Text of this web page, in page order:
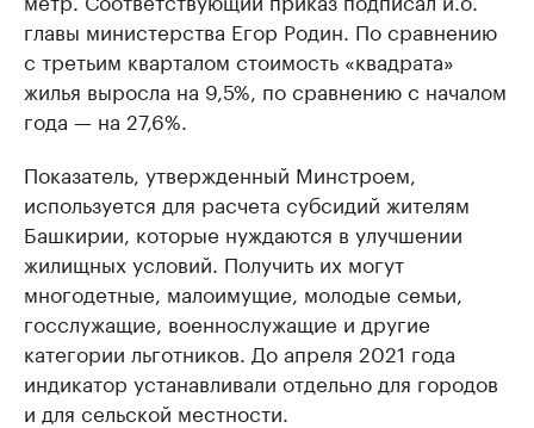
главы министерства Егор Родин. По сравнению
с третьим кварталом стоимость «квадрата»
жилья выросла на 9,5%, по сравнению с началом
года — на 27,6%.
Показатель, утвержденный Минстроем,
используется для расчета субсидий жителям
Башкирии, которые нуждаются в улучшении
жилищных условий. Получить их могут
многодетные, малоимущие, молодые семьи,
госслужащие, военнослужащие и другие
категории льготников. До апреля 2021 года
индикатор устанавливали отдельно для городов
и для сельской местности.